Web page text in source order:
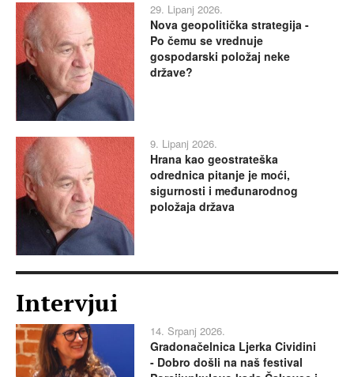
29. Lipanj 2026.
Nova geopolitička strategija -
Po čemu se vrednuje
gospodarski položaj neke
države?
9. Lipanj 2026.
Hrana kao geostrateška
odrednica pitanje je moći,
sigurnosti i međunarodnog
položaja država
Intervjui
14. Srpanj 2026.
Gradonačelnica Ljerka Cividini
- Dobro došli na naš festival